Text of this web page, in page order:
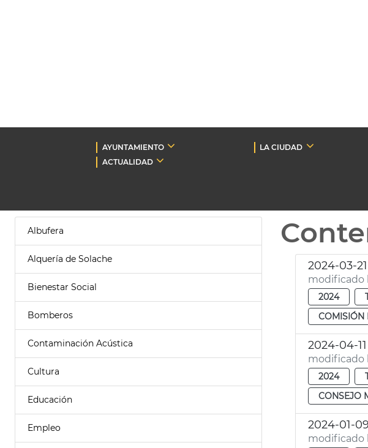
AYUNTAMIENTO LA CIUDAD
ACTUALIDAD
Albufera
Alquería de Solache
Bienestar Social
Bomberos
Contaminación Acústica
Cultura
Educación
Empleo
2024-03-21
modificado
2024
COMISIÓN
2024-04-11
modificado
2024
CONSEJO
2024-01-09
modificado